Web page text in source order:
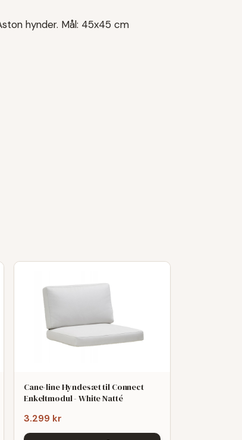
hynder. Mål: 45x45 cm
Cane-line Hyndesæt til Connect
Enkeltmodul - White Natté
3.299 kr